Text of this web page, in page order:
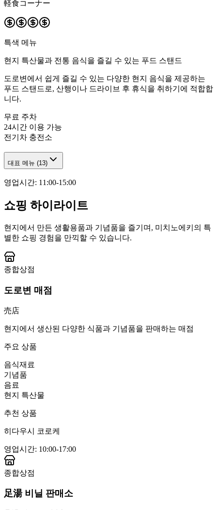
軽食コーナー
특색 메뉴
현지 특산물과 전통 음식을 즐길 수 있는 푸드 스탠드
도로변에서 쉽게 즐길 수 있는 다양한 현지 음식을 제공하는
푸드 스탠드로, 산행이나 드라이브 후 휴식을 취하기에 적합합
니다.
무료 주차
24시간 이용 가능
전기차 충전소
대표 메뉴 (13)
영업시간: 11:00-15:00
쇼핑 하이라이트
현지에서 만든 생활용품과 기념품을 즐기며, 미치노에키의 특
별한 쇼핑 경험을 만끽할 수 있습니다.
종합상점
도로변 매점
売店
현지에서 생산된 다양한 식품과 기념품을 판매하는 매점
주요 상품
음식재료
기념품
음료
현지 특산물
추천 상품
히다우시 코로케
영업시간: 10:00-17:00
종합상점
足湯 비닐 판매소